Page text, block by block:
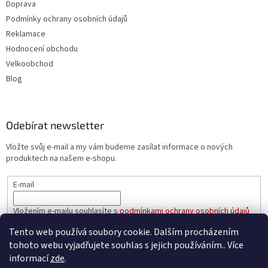
Tento web používá soubory cookie. Dalším procházením
tohoto webu vyjadřujete souhlas s jejich používáním.. Více
informacízde.
Doprava
Podmínky ochrany osobních údajů
Reklamace
Hodnocení obchodu
Velkoobchod
Blog
Odebírat newsletter
Vložte svůj e-mail a my vám budeme zasílat informace o nových
produktech na našem e-shopu.
E-mail
Vložením e-mailu souhlasíte spodmínkami ochrany osobních údajů
PŘIHLÁSIT SE